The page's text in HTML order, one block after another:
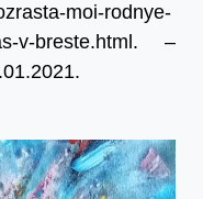
moi-rodnye-
v-breste.html. –